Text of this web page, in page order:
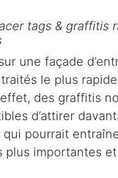
tags & graffitis
une façade
le plus
des graffitis
d’attirer
pourrait
plus importantes et